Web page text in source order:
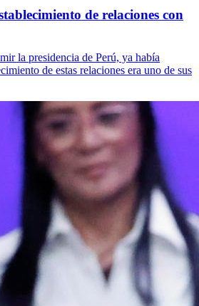
de relaciones con
la presidencia de Perú, ya había
de estas relaciones era uno de sus